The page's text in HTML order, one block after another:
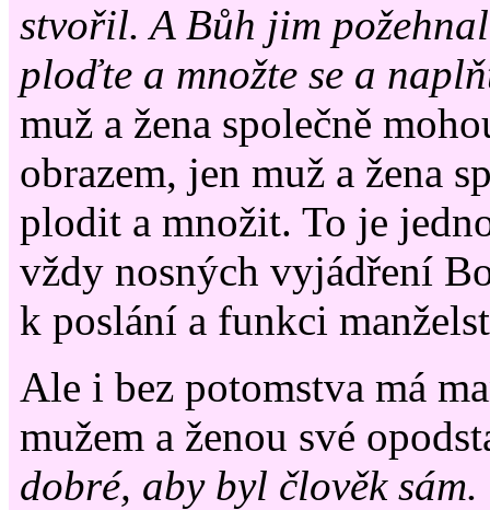
stvořil. A Bůh jim
ploďte a množte se a
muž a žena společně
obrazem, jen muž a žena
plodit a množit. To je
vždy nosných vyjádření
k poslání a funkci
Ale i bez potomstva má
mužem a ženou své
dobré, aby byl člověk